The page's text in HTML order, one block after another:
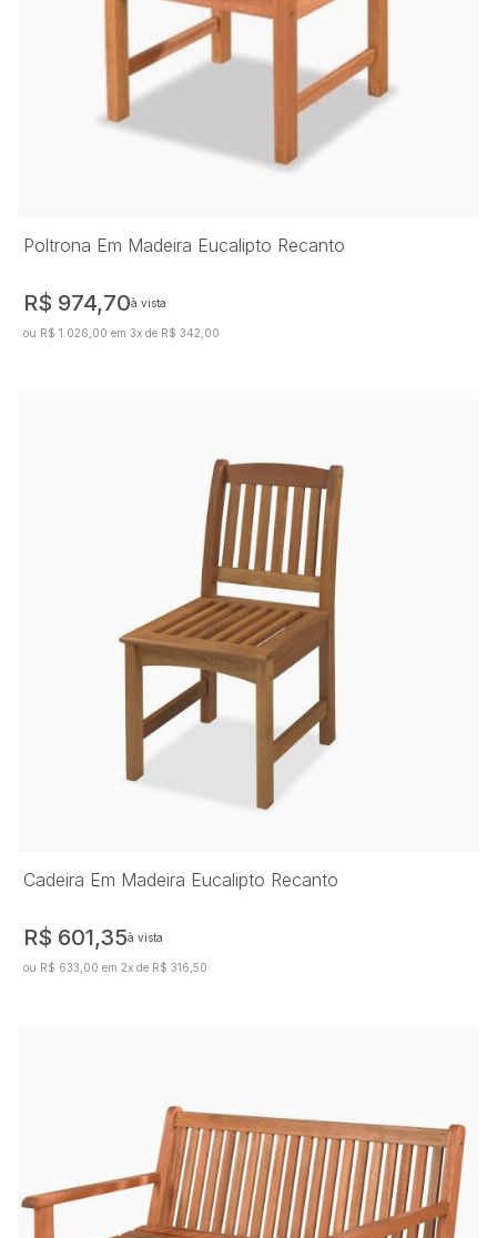
Poltrona Em Madeira Eucalipto Recanto
R$ 974,70à vista
ou R$ 1.026,00 em 3x de R$ 342,00
Cadeira Em Madeira Eucalipto Recanto
R$ 601,35à vista
ou R$ 633,00 em 2x de R$ 316,50